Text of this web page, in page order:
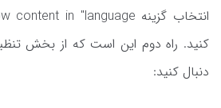
کنید. راه دوم این است که از بخش
دنبال کنید: